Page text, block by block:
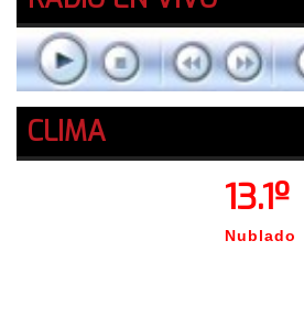
CLIMA
13.1º
Nublado